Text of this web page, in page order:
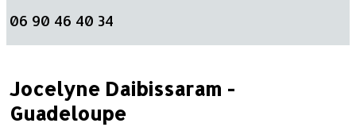
06 90 46 40 34
Jocelyne Daibissaram -
Guadeloupe